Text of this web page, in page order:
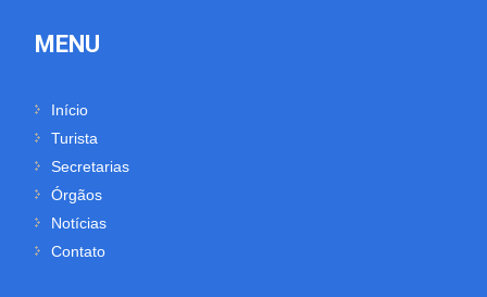
MENU
Início
Turista
Secretarias
Órgãos
Notícias
Contato